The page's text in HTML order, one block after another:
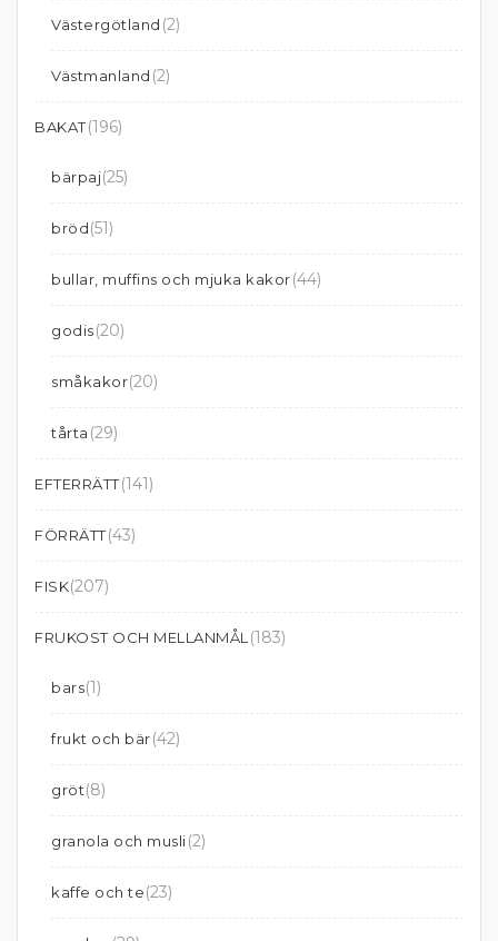
Västergötland (2)
Västmanland (2)
BAKAT(196)
bärpaj(25)
bröd(51)
bullar, muffins och mjuka kakor(44)
godis(20)
småkakor(20)
tårta (29)
EFTERRÄTT(141)
FÖRRÄTT(43)
FISK(207)
FRUKOST OCH MELLANMÅL (183)
bars(1)
frukt och bär(42)
gröt(8)
granola och musli(2)
kaffe och te(23)